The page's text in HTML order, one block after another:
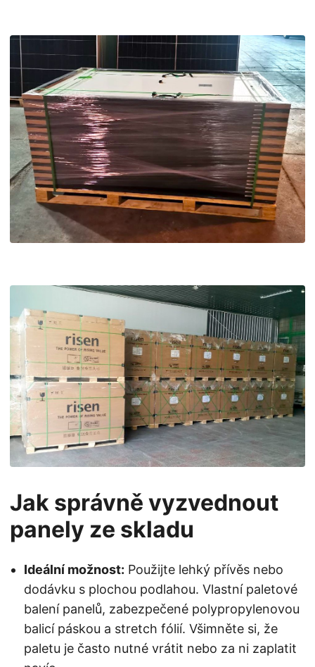
Jak správně vyzvednout
panely ze skladu
Ideální možnost: Použijte lehký přívěs nebo
dodávku s plochou podlahou. Vlastní paletové
balení panelů, zabezpečené polypropylenovou
balicí páskou a stretch fólií. Všimněte si, že
paletu je často nutné vrátit nebo za ni zaplatit